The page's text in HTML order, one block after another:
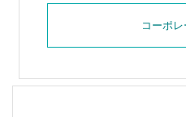
コーポ